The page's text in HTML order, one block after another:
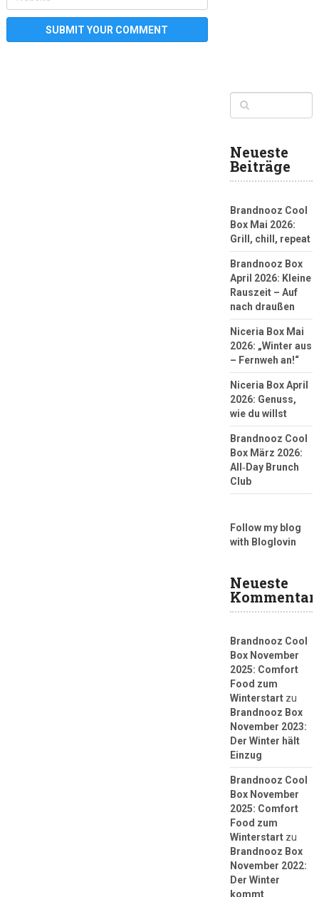
Neueste
Beiträge
Brandnooz Cool
Box Mai 2026:
Grill, chill, repeat
Brandnooz Box
April 2026: Kleine
Rauszeit – Auf
nach draußen
Niceria Box Mai
2026: „Winter aus
– Fernweh an!“
Niceria Box April
2026: Genuss,
wie du willst
Brandnooz Cool
Box März 2026:
All‑Day Brunch
Club
Follow my blog
with Bloglovin
Neueste
Brandnooz Cool
Box November
2025: Comfort
Food zum
Winterstartzu
Brandnooz Box
November 2023:
Der Winter hält
Einzug
Brandnooz Cool
Box November
2025: Comfort
Food zum
Winterstartzu
Brandnooz Box
November 2022:
Der Winter
kommt